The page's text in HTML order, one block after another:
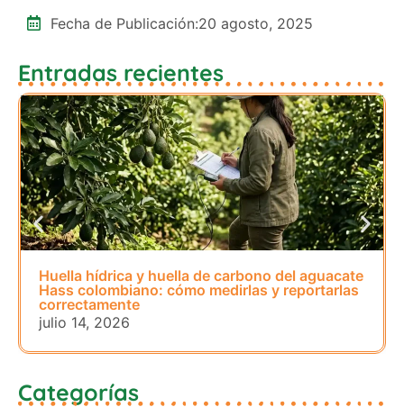
Fecha de Publicación:20 agosto, 2025
Entradas recientes
Huella hídrica y huella de carbono del aguacate
Hass colombiano: cómo medirlas y reportarlas
correctamente
julio 14, 2026
Categorías